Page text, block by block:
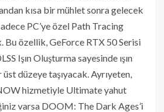
kısa bir mühlet sonra gelecek
PC’ye özel Path Tracing
Bu özellik, GeForce RTX 50 Serisi
Işın Oluşturma sayesinde ışın
düzeye taşıyacak. Ayrıyeten,
hizmetiyle Ultimate yahut
varsa DOOM: The Dark Ages’i